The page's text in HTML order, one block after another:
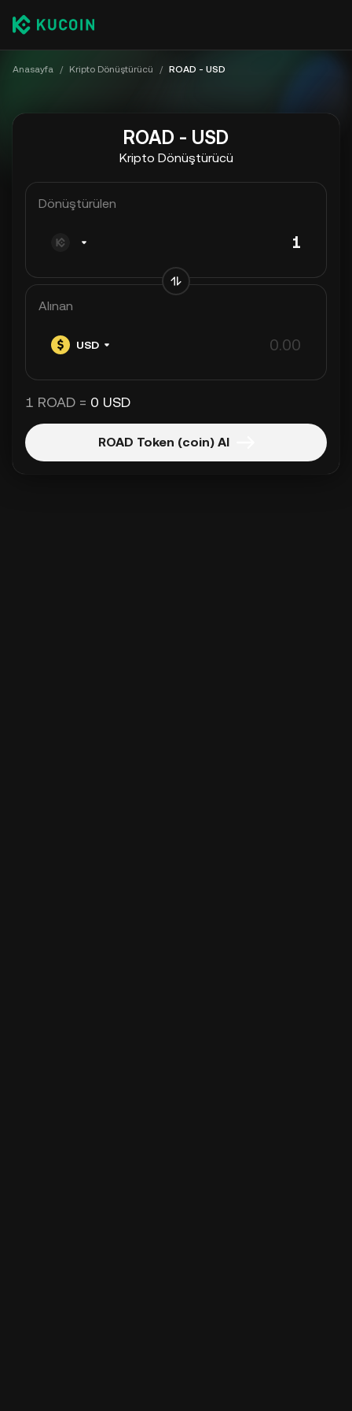
Anasayfa / Kripto Dönüştürücü / ROAD - USD
ROAD - USD
Kripto Dönüştürücü
Dönüştürülen
Alınan
USD
1 ROAD = 0 USD
ROAD Token (coin) Al